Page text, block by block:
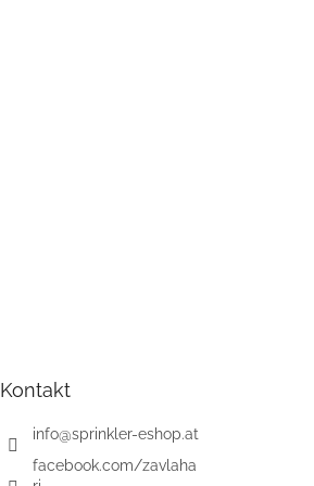
Kontakt
info@sprinkler-eshop.at
facebook.com/zavlaha